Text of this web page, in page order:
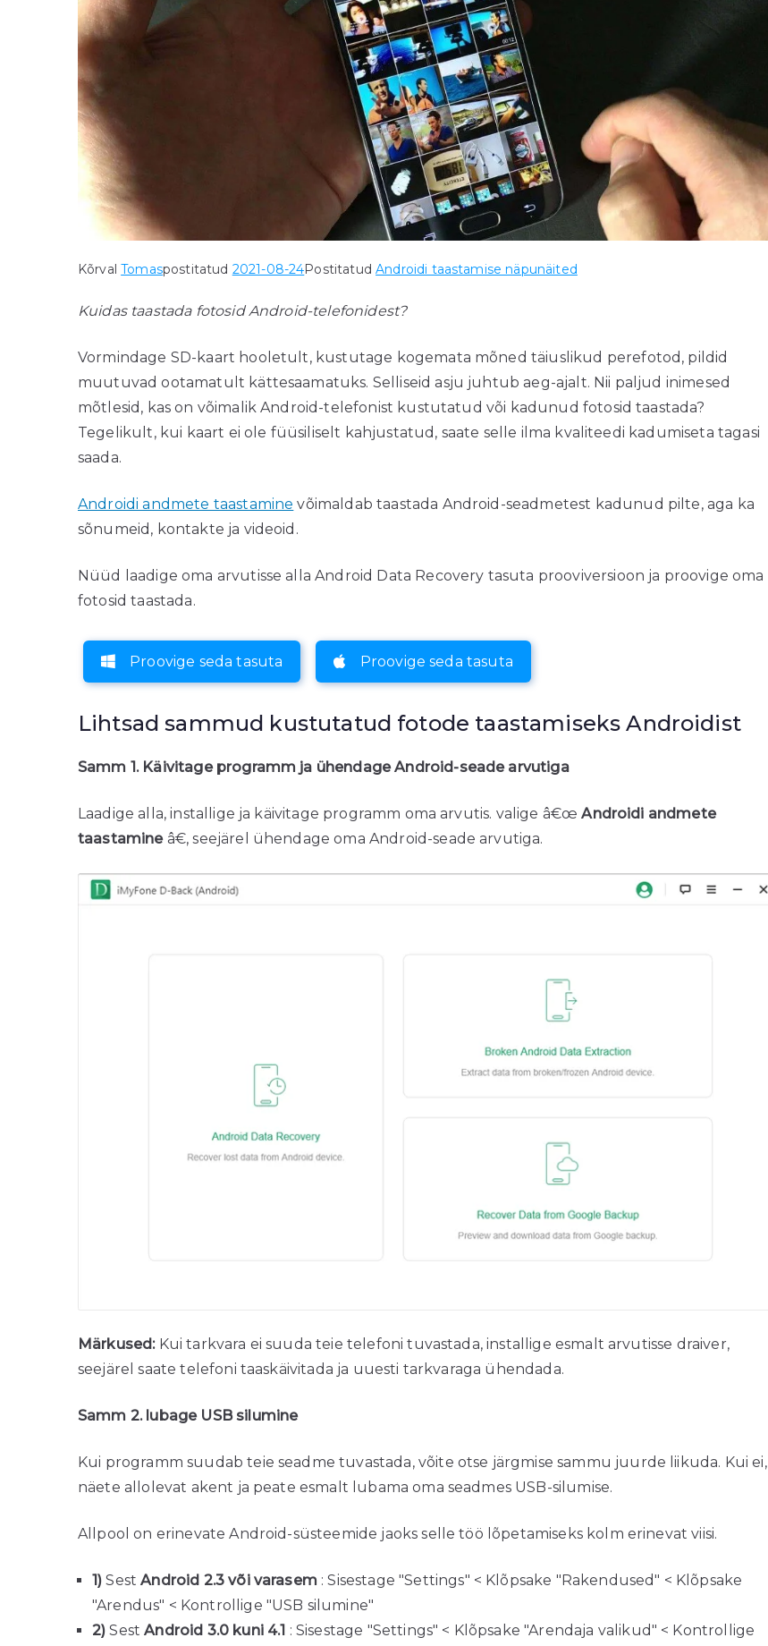
KõrvalTomaspostitatud 2021-08-24PostitatudAndroidi taastamise näpunäited
Kuidas taastada fotosid Android-telefonidest?
Vormindage SD-kaart hooletult, kustutage kogemata mõned täiuslikud perefotod, pildid
muutuvad ootamatult kättesaamatuks. Selliseid asju juhtub aeg-ajalt. Nii paljud inimesed
mõtlesid, kas on võimalik Android-telefonist kustutatud või kadunud fotosid taastada?
Tegelikult, kui kaart ei ole füüsiliselt kahjustatud, saate selle ilma kvaliteedi kadumiseta tagasi
saada.
Androidi andmete taastamine võimaldab taastada Android-seadmetest kadunud pilte, aga ka
sõnumeid, kontakte ja videoid.
Nüüd laadige oma arvutisse alla Android Data Recovery tasuta prooviversioon ja proovige oma
fotosid taastada.
Proovige seda tasuta Proovige seda tasuta
Lihtsad sammud kustutatud fotode taastamiseks Androidist
Samm 1. Käivitage programm ja ühendage Android-seade arvutiga
Laadige alla, installige ja käivitage programm oma arvutis. valige â€œAndroidi andmete
taastamineâ€, seejärel ühendage oma Android-seade arvutiga.
Märkused:Kui tarkvara ei suuda teie telefoni tuvastada, installige esmalt arvutisse draiver,
seejärel saate telefoni taaskäivitada ja uuesti tarkvaraga ühendada.
Samm 2. lubage USB silumine
Kui programm suudab teie seadme tuvastada, võite otse järgmise sammu juurde liikuda. Kui ei,
näete allolevat akent ja peate esmalt lubama oma seadmes USB-silumise.
Allpool on erinevate Android-süsteemide jaoks selle töö lõpetamiseks kolm erinevat viisi.
1) SestAndroid 2.3 või varasem : Sisestage "Settings" < Klõpsake "Rakendused" < Klõpsake
"Arendus" < Kontrollige "USB silumine"
2) SestAndroid 3.0 kuni 4.1 : Sisestage "Settings" < Klõpsake "Arendaja valikud" < Kontrollige